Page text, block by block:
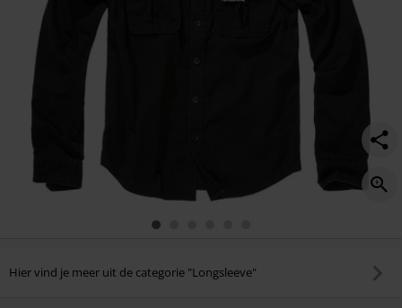
Hier vind je meer uit de categorie "Longsleeve"